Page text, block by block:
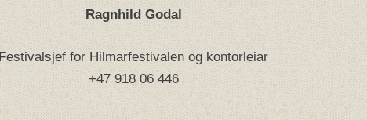
Ragnhild Godal
Festivalsjef for Hilmarfestivalen og kontorleiar
+47 918 06 446